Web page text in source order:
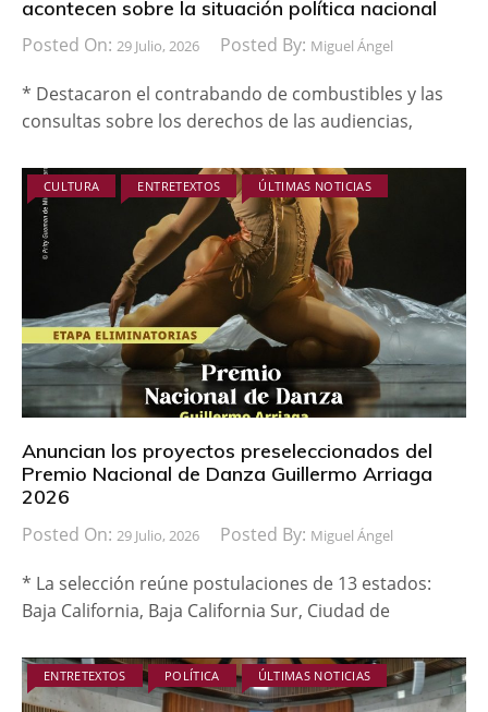
acontecen sobre la situación política nacional
Posted On: 29 Julio, 2026 Posted By: Miguel Ángel
* Destacaron el contrabando de combustibles y las
consultas sobre los derechos de las audiencias,
CULTURA ENTRETEXTOS ÚLTIMAS NOTICIAS
Anuncian los proyectos preseleccionados del
Premio Nacional de Danza Guillermo Arriaga
2026
Posted On: 29 Julio, 2026 Posted By: Miguel Ángel
* La selección reúne postulaciones de 13 estados:
Baja California, Baja California Sur, Ciudad de
ENTRETEXTOS POLÍTICA ÚLTIMAS NOTICIAS